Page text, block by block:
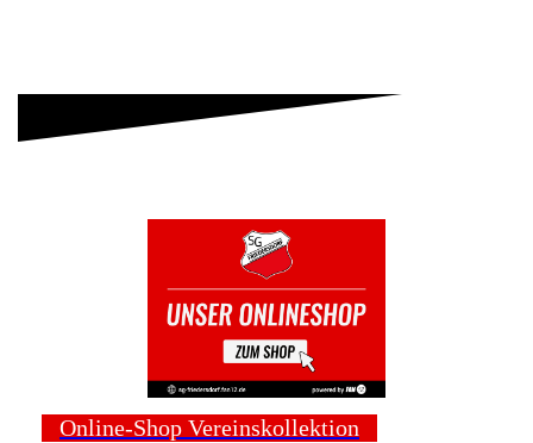
Online-Shop Vereinskollektion